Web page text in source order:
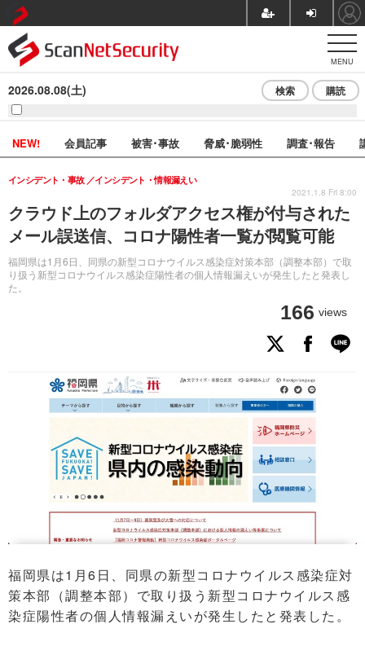
MENU
2026.08.08(土) 検索 購読
NEW! 会員記事 被害･事故 脅威･脆弱性 調査･報告
クラウド上のフォルダアクセス権が付与された
メール誤送信、コロナ陽性者一覧が閲覧可能
福岡県は1月6日、同県の新型コロナウイルス感染症対策本部（調整本部）で取
り扱う新型コロナウイルス感染症陽性者の個人情報漏えいが発生したと発表し
た。
インシデント・事故 インシデント・情報漏えい
166 views
2021.1.8 Fri 8:00
福岡県は1月6日、同県の新型コロナウイルス感染症対
策本部（調整本部）で取り扱う新型コロナウイルス感
染症陽性者の個人情報漏えいが発生したと発表した。